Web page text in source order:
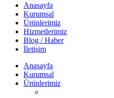
Anasayfa
Kurumsal
Ürünlerimiz
Hizmetlerimiz
Blog / Haber
İletişim
Anasayfa
Kurumsal
Ürünlerimiz